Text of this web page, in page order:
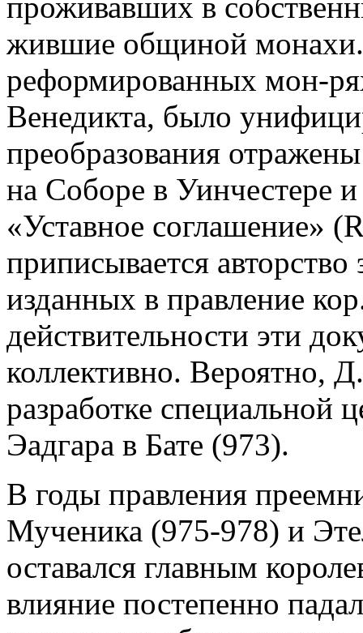
жившие общиной
реформированных мон-
Венедикта, было
преобразования
на Соборе в Уинчестере
«Уставное соглашение»
приписывается авторство
изданных в правление
действительности эти
коллективно. Вероятно,
разработке специальной
Эадгара в Бате (973).
В годы правления
Мученика (975-978) и
оставался главным
влияние постепенно